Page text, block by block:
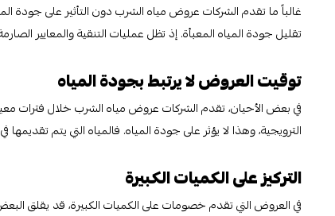
غالباً ما تقدم الشركات عروض مياه الشرب دون التأثير على جودة
تقليل جودة المياه المعبأة. إذ تظل عمليات التنقية والمعايير الصارمة
توقيت العروض لا يرتبط بجودة المياه
في بعض الأحيان، تقدم الشركات عروض مياه الشرب خلال فترات
الترويجية، وهذا لا يؤثر على جودة المياه. فالمياه التي يتم
التركيز على الكميات الكبيرة
في العروض التي تقدم خصومات على الكميات الكبيرة، قد